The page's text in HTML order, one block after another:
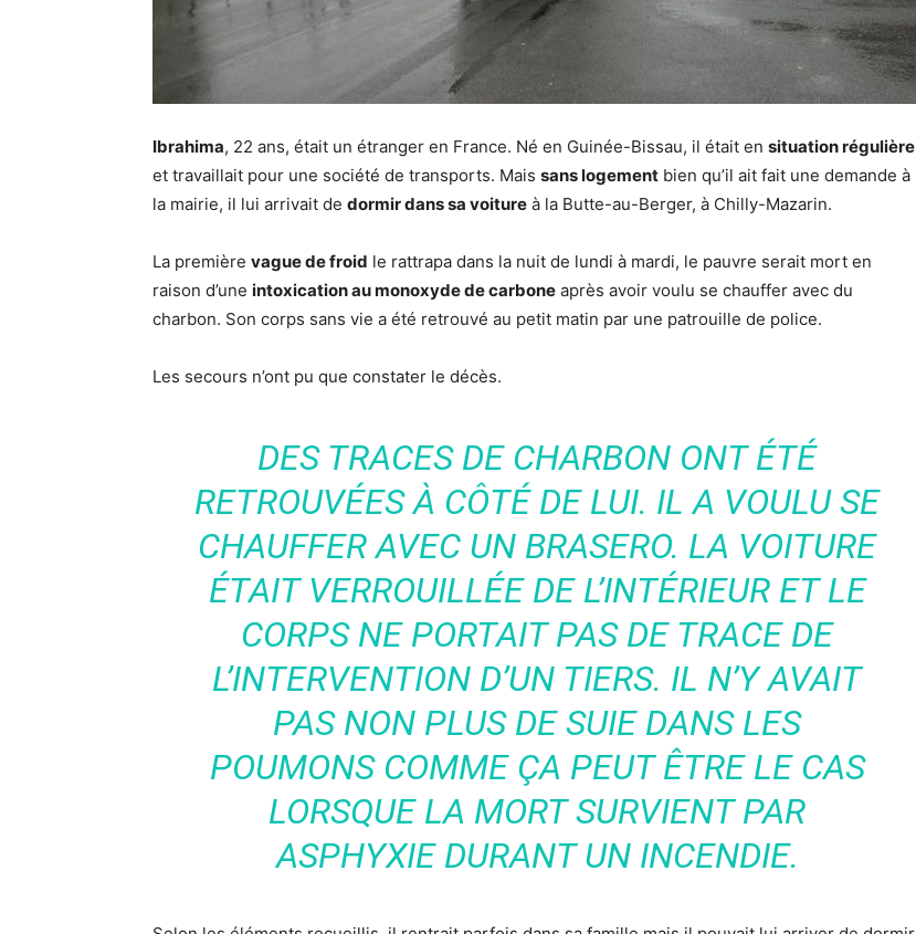
Ibrahima, 22 ans, était un étranger en France. Né en Guinée-Bissau, il était en situation régulière
et travaillait pour une société de transports. Mais sans logement bien qu’il ait fait une demande à
la mairie, il lui arrivait de dormir dans sa voiture à la Butte-au-Berger, à Chilly-Mazarin.
La première vague de froid le rattrapa dans la nuit de lundi à mardi, le pauvre serait mort en
raison d’une intoxication au monoxyde de carbone après avoir voulu se chauffer avec du
charbon. Son corps sans vie a été retrouvé au petit matin par une patrouille de police.
Les secours n’ont pu que constater le décès.
DES TRACES DE CHARBON ONT ÉTÉ
RETROUVÉES À CÔTÉ DE LUI. IL A VOULU SE
CHAUFFER AVEC UN BRASERO. LA VOITURE
ÉTAIT VERROUILLÉE DE L’INTÉRIEUR ET LE
CORPS NE PORTAIT PAS DE TRACE DE
L’INTERVENTION D’UN TIERS. IL N’Y AVAIT
PAS NON PLUS DE SUIE DANS LES
POUMONS COMME ÇA PEUT ÊTRE LE CAS
LORSQUE LA MORT SURVIENT PAR
ASPHYXIE DURANT UN INCENDIE.